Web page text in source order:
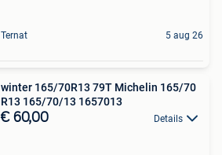
Ternat 5 aug 26
winter 165/70R13 79T Michelin 165/70
R13 165/70/13 1657013
€ 60,00 Details